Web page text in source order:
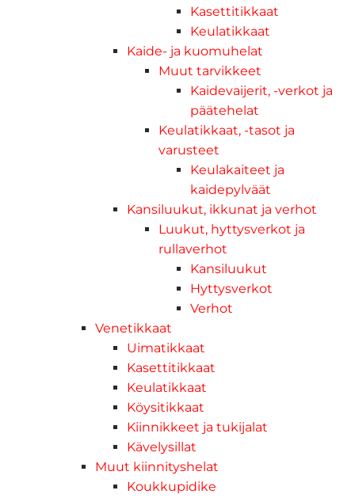
Kasettitikkaat
Keulatikkaat
Kaide- ja kuomuhelat
Muut tarvikkeet
Kaidevaijerit, -verkot ja
päätehelat
Keulatikkaat, -tasot ja
varusteet
Keulakaiteet ja
kaidepylväät
Kansiluukut, ikkunat ja verhot
Luukut, hyttysverkot ja
rullaverhot
Kansiluukut
Hyttysverkot
Verhot
Venetikkaat
Uimatikkaat
Kasettitikkaat
Keulatikkaat
Köysitikkaat
Kiinnikkeet ja tukijalat
Kävelysillat
Muut kiinnityshelat
Koukkupidike